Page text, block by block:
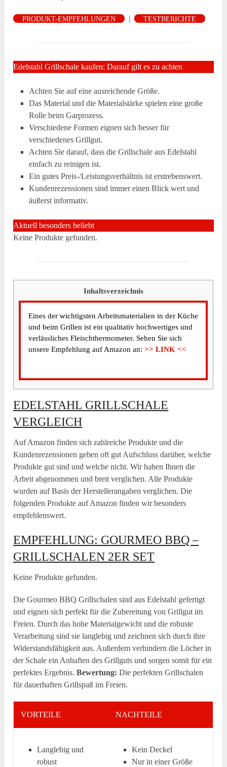
PRODUKT-EMPFEHLUNGEN | TESTBERICHTE
Edelstahl Grillschale kaufen: Darauf gilt es zu achten
Achten Sie auf eine ausreichende Größe.
Das Material und die Materialstärke spielen eine große
Rolle beim Garprozess.
Verschiedene Formen eignen sich besser für
verschiedenes Grillgut.
Achten Sie darauf, dass die Grillschale aus Edelstahl
einfach zu reinigen ist.
Ein gutes Preis-/Leistungsverhältnis ist erstrebenswert.
Kundenrezensionen sind immer einen Blick wert und
äußerst informativ.
Aktuell besonders beliebt
Keine Produkte gefunden.
Inhaltsverzeichnis
Eines der wichtigsten Arbeitsmaterialien in der Küche
und beim Grillen ist ein qualitativ hochwertiges und
verlässliches Fleischthermometer. Sehen Sie sich
unsere Empfehlung auf Amazon an:>> LINK <<
EDELSTAHL GRILLSCHALE
VERGLEICH
Auf Amazon finden sich zahlreiche Produkte und die
Kundenrezensionen geben oft gut Aufschluss darüber, welche
Produkte gut sind und welche nicht. Wir haben Ihnen die
Arbeit abgenommen und breit verglichen. Alle Produkte
wurden auf Basis der Herstellerangaben verglichen. Die
folgenden Produkte auf Amazon finden wir besonders
empfehlenswert.
EMPFEHLUNG: GOURMEO BBQ –
GRILLSCHALEN 2ER SET
Keine Produkte gefunden.
Die Gourmeo BBQ Grillschalen sind aus Edelstahl gefertigt
und eignen sich perfekt für die Zubereitung von Grillgut im
Freien. Durch das hohe Materialgewicht und die robuste
Verarbeitung sind sie langlebig und zeichnen sich durch ihre
Widerstandsfähigkeit aus. Außerdem verhindern die Löcher in
der Schale ein Anhaften des Grillguts und sorgen somit für ein
perfektes Ergebnis. Bewertung: Die perfekten Grillschalen
für dauerhaften Grillspaß im Freien.
VORTEILE NACHTEILE
Langlebig und
robust
Kein Deckel
Nur in einer Größe